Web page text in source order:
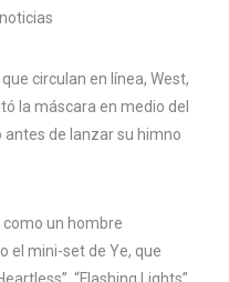
circulan en línea, West,
la máscara en medio del
de lanzar su himno
un hombre
el mini-set de Ye, que
“Flashing Lights”,